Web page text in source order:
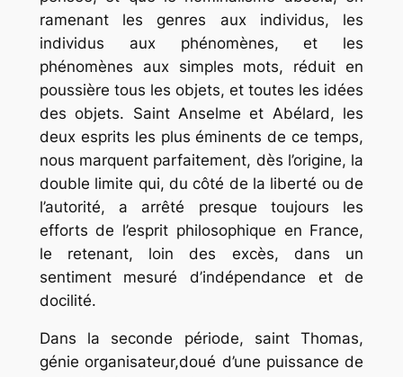
ramenant les genres aux individus, les
individus aux phénomènes, et les
phénomènes aux simples mots, réduit en
poussière tous les objets, et toutes les idées
des objets. Saint Anselme et Abélard, les
deux esprits les plus éminents de ce temps,
nous marquent parfaitement, dès l’origine, la
double limite qui, du côté de la liberté ou de
l’autorité, a arrêté presque toujours les
efforts de l’esprit philosophique en France,
le retenant, loin des excès, dans un
sentiment mesuré d’indépendance et de
docilité.
Dans la seconde période, saint Thomas,
génie organisateur,doué d’une puissance de